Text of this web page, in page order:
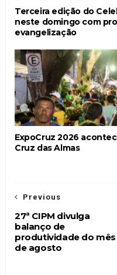
Terceira edição do
neste domingo com
evangelização
ExpoCruz 2026
Cruz das Almas
Previous
27ª CIPM divulga
balanço de
produtividade do mês
de agosto